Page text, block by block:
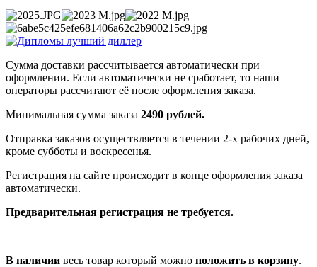
Сумма доставки рассчитывается автоматически при
оформлении. Если автоматически не сработает, то наши
операторы рассчитают её после оформления заказа.
Минимальная сумма заказа 2490 рублей.
Отправка заказов осуществляется в течении 2-х рабочих дней,
кроме субботы и воскресенья.
Регистрация на сайте происходит в конце оформления заказа
автоматически.
Предварительная регистрация не требуется.
В наличии весь товар который можно положить в корзину.